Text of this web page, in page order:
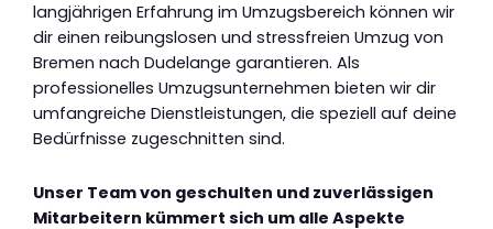
langjährigen Erfahrung im Umzugsbereich können wir
dir einen reibungslosen und stressfreien Umzug von
Bremen nach Dudelange garantieren. Als
professionelles Umzugsunternehmen bieten wir dir
umfangreiche Dienstleistungen, die speziell auf deine
Bedürfnisse zugeschnitten sind.
Unser Team von geschulten und zuverlässigen
Mitarbeitern kümmert sich um alle Aspekte